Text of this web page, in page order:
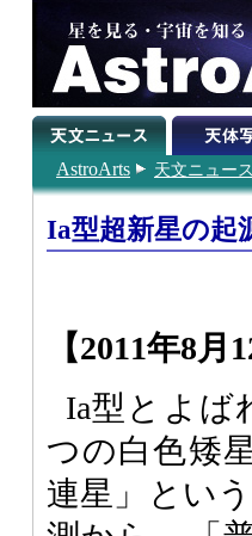
AstroArts 天文ニュース
Ia型超新星の起
【2011年8月
Ia型とよば
つの白色矮
連星」とい